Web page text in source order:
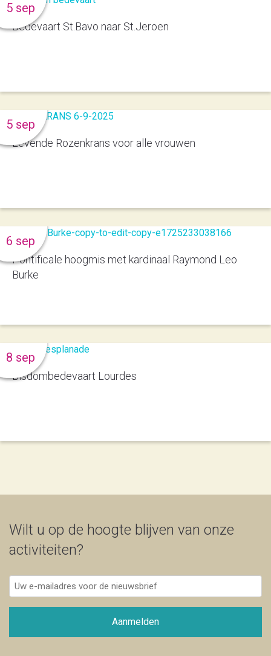
Bedevaart St.Bavo naar St.Jeroen
5 sep
Levende Rozenkrans voor alle vrouwen
5 sep
Pontificale hoogmis met kardinaal Raymond Leo
Burke
6 sep
Bisdombedevaart Lourdes
8 sep
Wilt u op de hoogte blijven van onze
activiteiten?
Uw
e-
mailadres
de
Aanmelden